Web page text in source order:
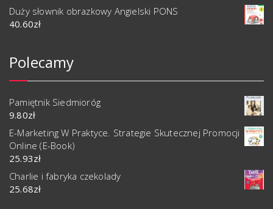
Duży słownik obrazkowy Angielski PONS
40.60zł
Polecamy
Pamiętnik Siedmioróg
9.80zł
E-Marketing W Praktyce. Strategie Skutecznej Promocji
Online (E-Book)
25.93zł
Charlie i fabryka czekolady
25.68zł